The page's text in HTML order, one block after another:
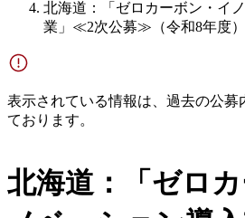
北海道：「ゼロカーボン・イ
業」≪2次公募≫（令和8年度）
表示されている情報は、過去の公募
ております。
北海道：「ゼロ